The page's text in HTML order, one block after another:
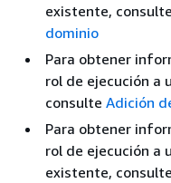
existente,
dominio
Para obtener
rol de ejecución a
consulte Adición
Para obtener
rol de ejecución a
existente, consulte